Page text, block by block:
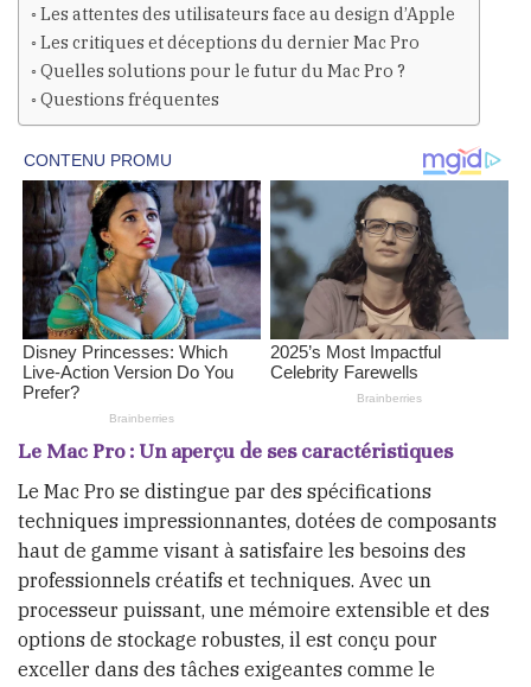
Les attentes des utilisateurs face au design d’Apple
Les critiques et déceptions du dernier Mac Pro
Quelles solutions pour le futur du Mac Pro ?
Questions fréquentes
Le Mac Pro : Un aperçu de ses caractéristiques
Le Mac Pro se distingue par des spécifications
techniques impressionnantes, dotées de composants
haut de gamme visant à satisfaire les besoins des
professionnels créatifs et techniques. Avec un
processeur puissant, une mémoire extensible et des
options de stockage robustes, il est conçu pour
exceller dans des tâches exigeantes comme le